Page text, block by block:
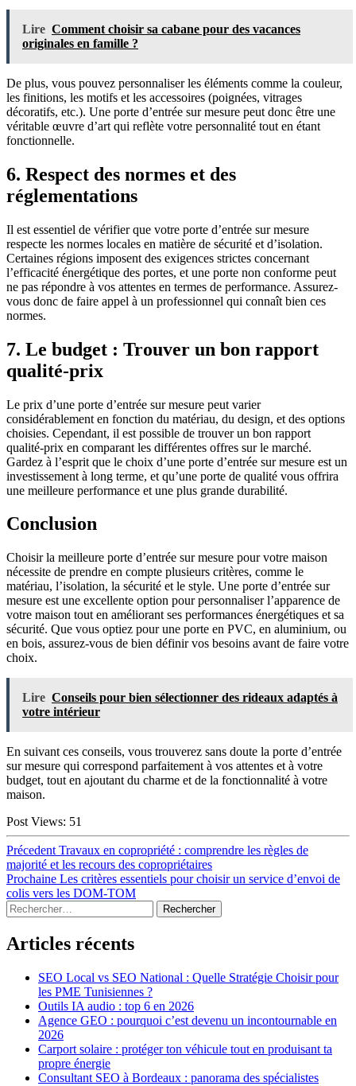
Lire Comment choisir sa cabane pour des vacances
originales en famille ?
De plus, vous pouvez personnaliser les éléments comme la couleur,
les finitions, les motifs et les accessoires (poignées, vitrages
décoratifs, etc.). Une porte d’entrée sur mesure peut donc être une
véritable œuvre d’art qui reflète votre personnalité tout en étant
fonctionnelle.
6. Respect des normes et des
réglementations
Il est essentiel de vérifier que votre porte d’entrée sur mesure
respecte les normes locales en matière de sécurité et d’isolation.
Certaines régions imposent des exigences strictes concernant
l’efficacité énergétique des portes, et une porte non conforme peut
ne pas répondre à vos attentes en termes de performance. Assurez-
vous donc de faire appel à un professionnel qui connaît bien ces
normes.
7. Le budget : Trouver un bon rapport
qualité-prix
Le prix d’une porte d’entrée sur mesure peut varier
considérablement en fonction du matériau, du design, et des options
choisies. Cependant, il est possible de trouver un bon rapport
qualité-prix en comparant les différentes offres sur le marché.
Gardez à l’esprit que le choix d’une porte d’entrée sur mesure est un
investissement à long terme, et qu’une porte de qualité vous offrira
une meilleure performance et une plus grande durabilité.
Conclusion
Choisir la meilleure porte d’entrée sur mesure pour votre maison
nécessite de prendre en compte plusieurs critères, comme le
matériau, l’isolation, la sécurité et le style. Une porte d’entrée sur
mesure est une excellente option pour personnaliser l’apparence de
votre maison tout en améliorant ses performances énergétiques et sa
sécurité. Que vous optiez pour une porte en PVC, en aluminium, ou
en bois, assurez-vous de bien définir vos besoins avant de faire votre
choix.
Lire Conseils pour bien sélectionner des rideaux adaptés à
votre intérieur
En suivant ces conseils, vous trouverez sans doute la porte d’entrée
sur mesure qui correspond parfaitement à vos attentes et à votre
budget, tout en ajoutant du charme et de la fonctionnalité à votre
maison.
Post Views: 51
Navigation
de
l’article
Précedent Article
précédent :
Travaux en copropriété : comprendre les règles de
majorité et les recours des copropriétaires
Prochaine Article
suivant :
Les critères essentiels pour choisir un service d’envoi de
colis vers les DOM-TOM
Sidebar
Rechercher :
Articles récents
SEO Local vs SEO National : Quelle Stratégie Choisir pour
les PME Tunisiennes ?
Outils IA audio : top 6 en 2026
Agence GEO : pourquoi c’est devenu un incontournable en
2026
Carport solaire : protéger ton véhicule tout en produisant ta
propre énergie
Consultant SEO à Bordeaux : panorama des spécialistes